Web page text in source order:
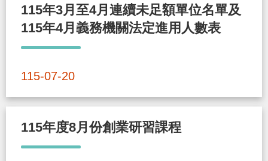
政
府
網
資
料
放
宣
115年3月至4月連續未足額單位名單及
115年4月義務機關法定進用人數表
115-07-20
115年度8月份創業研習課程